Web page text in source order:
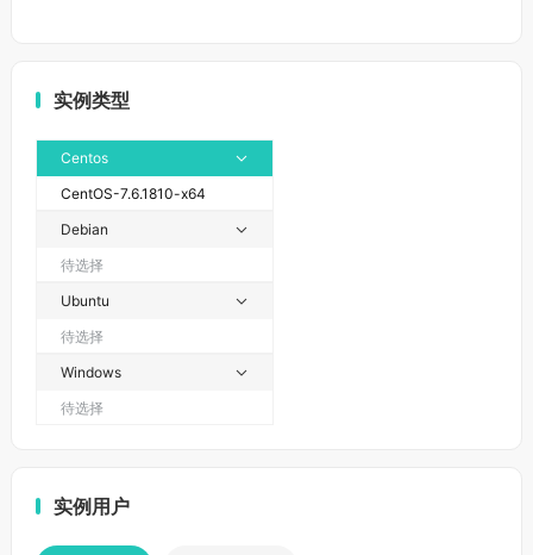
实例类型

Centos
CentOS-7.6.1810-x64

Debian
待选择

Ubuntu
待选择

Windows
待选择
实例用户